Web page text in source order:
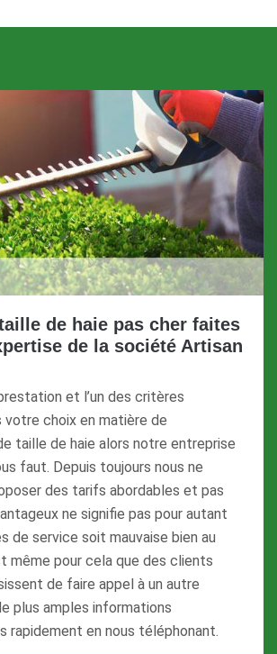
de haie pas cher faites
de la société Artisan
et l’un des critères
votre choix en matière de
taille de haie alors notre entreprise
faut. Depuis toujours nous ne
des tarifs abordables et pas
ne signifie pas pour autant
de service soit mauvaise bien au
même pour cela que des clients
de faire appel à un autre
plus amples informations
rapidement en nous téléphonant.